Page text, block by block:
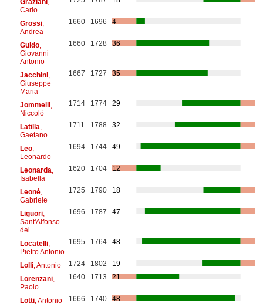
Carlo
Grossi,
Andrea
1660 1696 4
Guido,
Giovanni
Antonio
1660 1728 36
Jacchini,
Giuseppe
Maria
1667 1727 35
Jommelli,
Niccolò
1714 1774 29
Latilla
Gaetano
1711 1788 32
Leo,
Leonardo
1694 1744 49
Leonarda
Isabella
1620 1704 12
Leoné,
Gabriele
1725 1790 18
Liguori,
Sant'Alfonso
dei
1696 1787 47
Locatelli,
Pietro Antonio
1695 1764 48
Lolli, Antonio 1724 1802
19
Lorenzani,
Paolo
1640 1713 21
Lotti, Antonio 1666 1740
48